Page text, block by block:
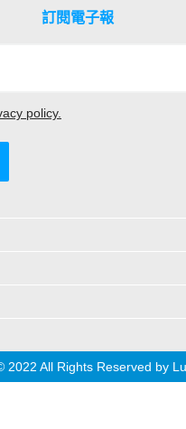
訂閱電子報
policy.
2022 All Rights Reserved by